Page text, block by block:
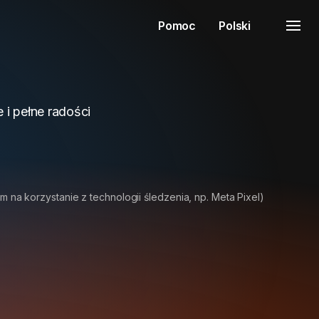
Pomoc Polski
pełne radości
na korzystanie z technologii śledzenia, np. Meta Pixel)